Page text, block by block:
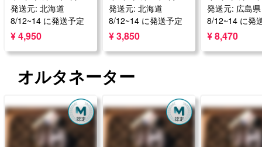
発送元: 北海道
8/12~14 に発送予定
¥ 4,950
発送元: 北海道
8/12~14 に発送予定
¥ 3,850
発送元: 広島県
8/12~14 に発
¥ 8,470
オルタネーター